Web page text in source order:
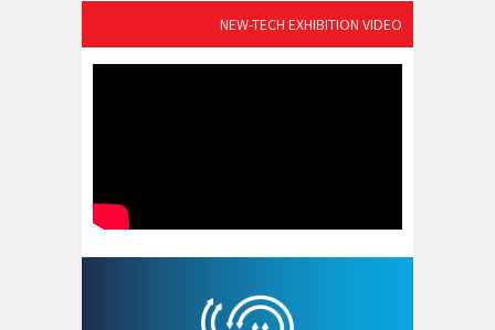
NEW-TECH EXHIBITION VIDEO